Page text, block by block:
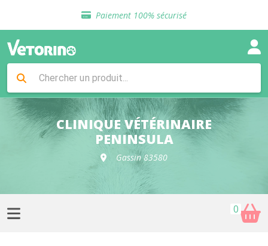
Paiement 100% sécurisé
Livraison gratuite en clinique vétérinaire
Sélection de croquettes vétérinaire
Livraison gratuite en clinique vétérinaire
Retour gratuit en clinique
Sélection de croquettes vétérinaire
CLINIQUE VÉTÉRINAIRE
PENINSULA
Gassin 83580
0